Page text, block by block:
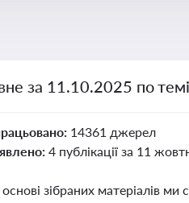
за 11.10.2025 по
14361 джерел
4 публікації за 11
зібраних матеріалів ми